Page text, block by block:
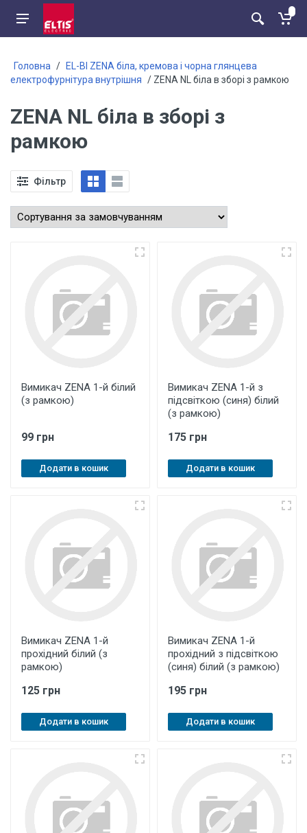
Головна /
EL-BI ZENA біла, кремова і чорна глянцева
електрофурнітура внутрішня / ZENA NL біла в зборі з рамкою
ZENA NL біла в зборі з
рамкою
Фільтр
Вимикач ZENA 1-й білий
(з рамкою)
99 грн
Додати в кошик
Вимикач ZENA 1-й з
підсвіткою (синя) білий
(з рамкою)
175 грн
Додати в кошик
Вимикач ZENA 1-й
прохідний білий (з
рамкою)
125 грн
Додати в кошик
Вимикач ZENA 1-й
прохідний з підсвіткою
(синя) білий (з рамкою)
195 грн
Додати в кошик